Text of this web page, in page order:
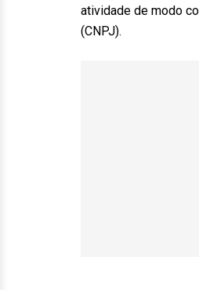
atividade de modo
(CNPJ).